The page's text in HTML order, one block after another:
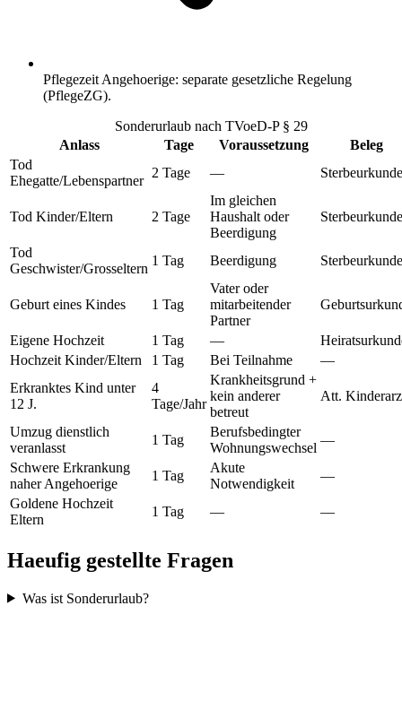
Pflegezeit Angehoerige: separate gesetzliche Regelung
(PflegeZG).
Sonderurlaub nach TVoeD-P § 29
Anlass
Tage Voraussetzung
Beleg
Tod
Ehegatte/Lebenspartner
2 Tage — Sterbeurkunde
Tod Kinder/Eltern 2 Tage
Im gleichen
Haushalt oder
Beerdigung
Sterbeurkunde
Tod
Geschwister/Grosseltern
1 Tag Beerdigung Sterbeurkunde
Geburt eines Kindes 1 Tag
Vater oder
mitarbeitender
Partner
Eigene Hochzeit 1 Tag —
Hochzeit Kinder/Eltern
1 Tag Bei Teilnahme
—
Erkranktes Kind unter
12 J.
4
Tage/Jahr
Krankheitsgrund +
kein anderer
betreut
Att.
Umzug dienstlich
veranlasst
1 Tag
Berufsbedingter
Wohnungswechsel
—
Schwere Erkrankung
naher Angehoerige
1 Tag
Akute
Notwendigkeit
—
Goldene Hochzeit
Eltern
1 Tag — —
Haeufig gestellte Fragen
Was ist Sonderurlaub?